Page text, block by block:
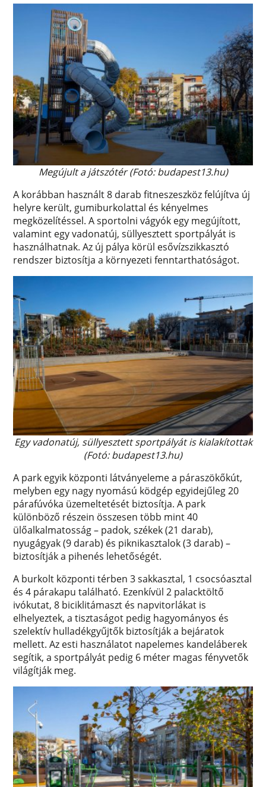
Megújult a játszótér (Fotó: budapest13.hu)
A korábban használt 8 darab fitneszeszköz felújítva új
helyre került, gumiburkolattal és kényelmes
megközelítéssel. A sportolni vágyók egy megújított,
valamint egy vadonatúj, süllyesztett sportpályát is
használhatnak. Az új pálya körül esővízszikkasztó
rendszer biztosítja a környezeti fenntarthatóságot.
Egy vadonatúj, süllyesztett sportpályát is kialakítottak
(Fotó: budapest13.hu)
A park egyik központi látványeleme a páraszökőkút,
melyben egy nagy nyomású ködgép egyidejűleg 20
párafúvóka üzemeltetését biztosítja. A park
különböző részein összesen több mint 40
ülőalkalmatosság – padok, székek (21 darab),
nyugágyak (9 darab) és piknikasztalok (3 darab) –
biztosítják a pihenés lehetőségét.
A burkolt központi térben 3 sakkasztal, 1 csocsóasztal
és 4 párakapu található. Ezenkívül 2 palacktöltő
ivókutat, 8 biciklitámaszt és napvitorlákat is
elhelyeztek, a tisztaságot pedig hagyományos és
szelektív hulladékgyűjtők biztosítják a bejáratok
mellett. Az esti használatot napelemes kandeláberek
segítik, a sportpályát pedig 6 méter magas fényvetők
világítják meg.